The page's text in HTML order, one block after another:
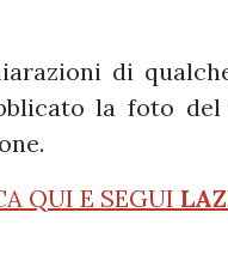
di
la foto
QUI E SEGUI